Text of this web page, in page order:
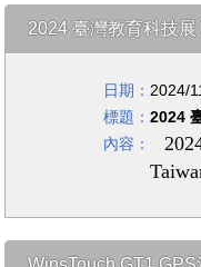
有超
片。
樂鑫
市公
產
行
人民
開發
振邦
續致
的研
備，
顧振
記錄
2024 臺灣教育科技展
日期： 2024/
標題： 2024
內容：